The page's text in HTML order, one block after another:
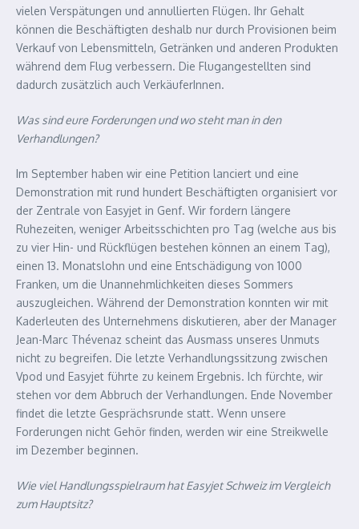
vielen Verspätungen und annullierten Flügen. Ihr Gehalt
können die Beschäftigten deshalb nur durch Provisionen beim
Verkauf von Lebensmitteln, Getränken und anderen Produkten
während dem Flug verbessern. Die Flugangestellten sind
dadurch zusätzlich auch VerkäuferInnen.
Was sind eure Forderungen und wo steht man in den
Verhandlungen?
Im September haben wir eine Petition lanciert und eine
Demonstration mit rund hundert Beschäftigten organisiert vor
der Zentrale von Easyjet in Genf. Wir fordern längere
Ruhezeiten, weniger Arbeitsschichten pro Tag (welche aus bis
zu vier Hin- und Rückflügen bestehen können an einem Tag),
einen 13. Monatslohn und eine Entschädigung von 1000
Franken, um die Unannehmlichkeiten dieses Sommers
auszugleichen. Während der Demonstration konnten wir mit
Kaderleuten des Unternehmens diskutieren, aber der Manager
Jean-Marc Thévenaz scheint das Ausmass unseres Unmuts
nicht zu begreifen. Die letzte Verhandlungssitzung zwischen
Vpod und Easyjet führte zu keinem Ergebnis. Ich fürchte, wir
stehen vor dem Abbruch der Verhandlungen. Ende November
findet die letzte Gesprächsrunde statt. Wenn unsere
Forderungen nicht Gehör finden, werden wir eine Streikwelle
im Dezember beginnen.
Wie viel Handlungsspielraum hat Easyjet Schweiz im Vergleich
zum Hauptsitz?